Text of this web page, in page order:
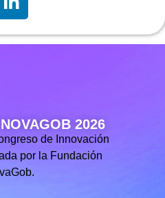
2026
de Innovación
por la Fundación